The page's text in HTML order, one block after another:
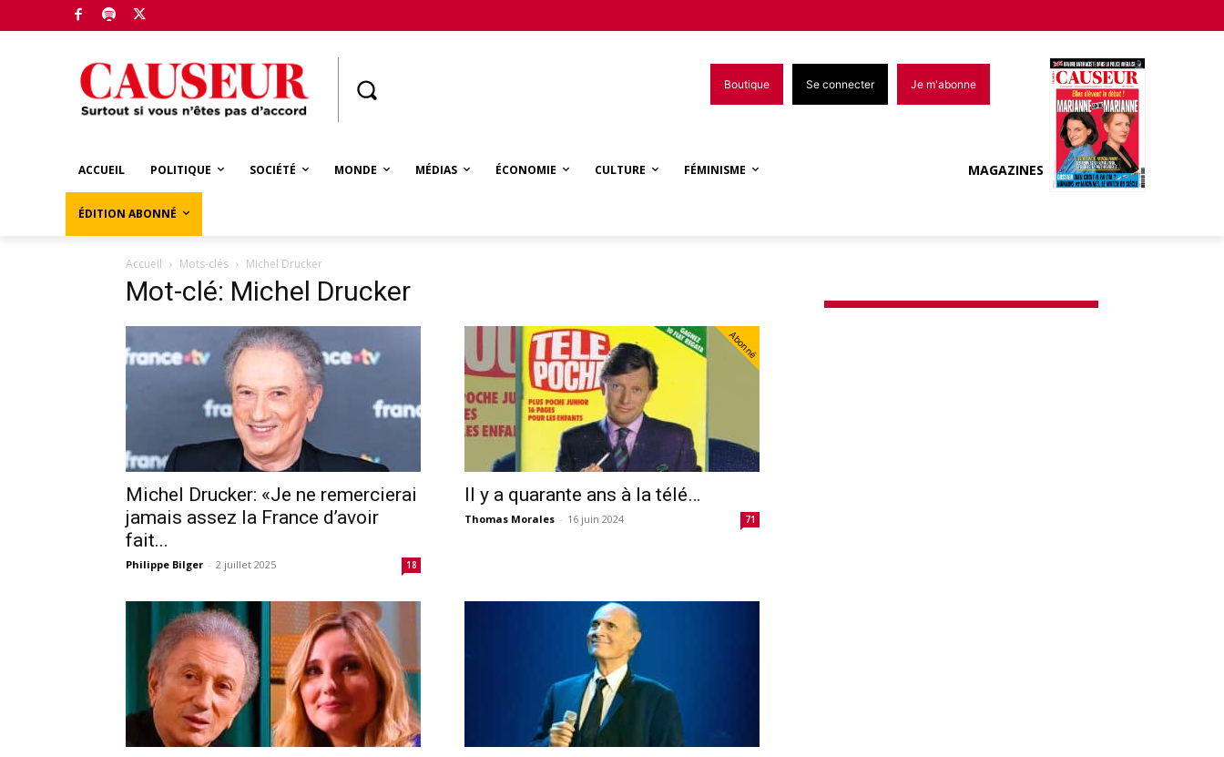
Boutique Se connecter Je m'abonne
ACCUEIL POLITIQUE SOCIÉTÉ MONDE MÉDIAS ÉCONOMIE CULTURE FÉMINISME
ÉDITION ABONNÉ
MAGAZINES
Accueil Mots-clés Michel Drucker
Mot-clé: Michel Drucker
Michel Drucker: «Je ne remercierai
jamais assez la France d’avoir
fait...
Philippe Bilger - 2 juillet 2025 18
Abonné
Il y a quarante ans à la télé…
Thomas Morales - 16 juin 2024 71